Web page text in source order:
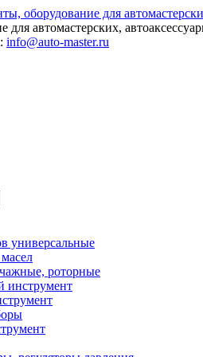
для автомастерских,
info@auto-master.ru
универсальные
роторные
инструмент